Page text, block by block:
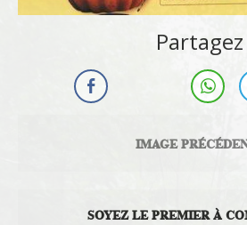
Partagez
IMAGE
SOYEZ LE PREMIER À